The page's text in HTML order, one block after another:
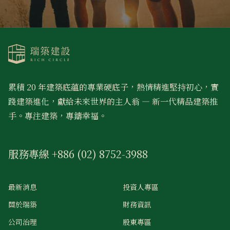
累積 20 年建築底蘊的專業硬底子，熱情精進堅持初心，實
踐建築進化，獻給未來世界的主人翁 — 新一代精品建築推
手。專注建築，專鑄幸福。
最新消息
關於瑞築
公司治理
投資人專區
財務資訊
股東專區
服務專線 +886 (02) 8752-3988